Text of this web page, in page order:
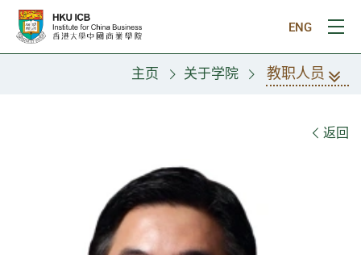
跳往主要内容
ENG
打
主页 关于学院 教职人员
返回